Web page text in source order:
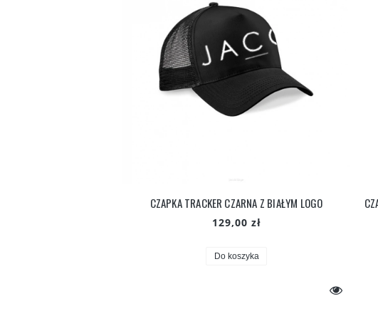
CZAPKA TRACKER CZARNA Z BIAŁYM LOGO
129,00 zł
Do koszyka